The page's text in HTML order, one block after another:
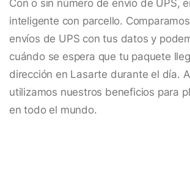
Con o sin número de envío de UPS,
inteligente con parcello.
envíos de UPS con tus datos y
cuándo se espera que tu paquete
dirección en Lasarte durante el día.
utilizamos nuestros beneficios para
en todo el mundo.